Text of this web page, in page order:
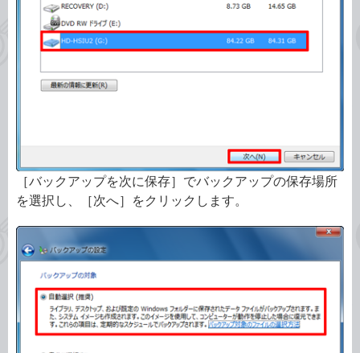
［バックアップを次に保存］でバックアップの保存場所
を選択し、［次へ］をクリックします。